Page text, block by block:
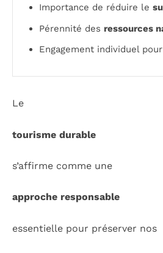
Importance de réduire le
Pérennité des ressources
Engagement individuel
Le
tourisme durable
s’affirme comme une
approche responsable
essentielle pour préserver nos